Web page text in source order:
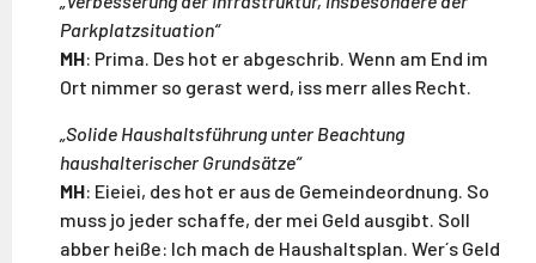
Parkplatzsituation“
MH: Prima. Des hot er abgeschrib. Wenn am End im
Ort nimmer so gerast werd, iss merr alles Recht.
„Solide Haushaltsführung unter Beachtung
haushalterischer Grundsätze“
MH: Eieiei, des hot er aus de Gemeindeordnung. So
muss jo jeder schaffe, der mei Geld ausgibt. Soll
abber heiße: Ich mach de Haushaltsplan. Wer´s Geld